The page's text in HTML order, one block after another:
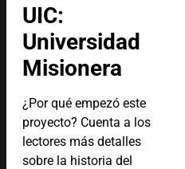
UIC:
Universidad
Misionera
¿Por qué empezó este
proyecto? Cuenta a los
lectores más detalles
sobre la historia del